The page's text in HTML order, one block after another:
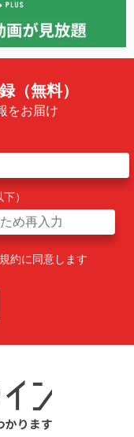
（無料）
をお届け
）
約に同意します